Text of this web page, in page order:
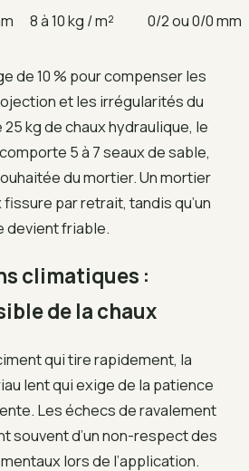
8 à 10 kg / m² 0/2 ou 0/0 mm
de 10 % pour compenser les
et les irrégularités du
25 kg de chaux hydraulique, le
5 à 7 seaux de sable,
du mortier. Un mortier
par retrait, tandis qu’un
devient friable.
climatiques :
de la chaux
qui tire rapidement, la
lent qui exige de la patience
Les échecs de ravalement
souvent d’un non-respect des
lors de l’application.